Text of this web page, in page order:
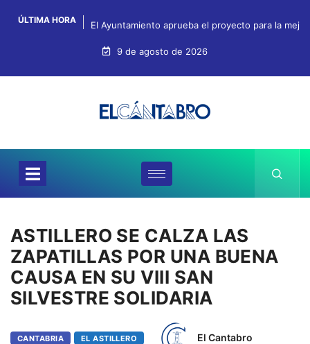
ÚLTIMA HORA El Ayuntamiento aprueba el proyecto para la
9 de agosto de 2026
ASTILLERO SE CALZA LAS
ZAPATILLAS POR UNA BUENA
CAUSA EN SU VIII SAN
SILVESTRE SOLIDARIA
CANTABRIA EL ASTILLERO El Cantabro